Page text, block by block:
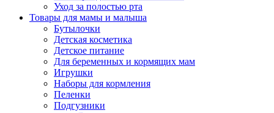
Уход за полостью рта
Товары для мамы и малыша
Бутылочки
Детская косметика
Детское питание
Для беременных и кормящих мам
Игрушки
Наборы для кормления
Пеленки
Подгузники